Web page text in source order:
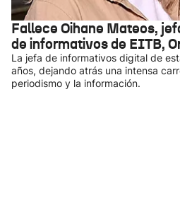
Fallece Oihane Mateos,
de informativos de EITB,
La jefa de informativos digital de
años, dejando atrás una intensa
periodismo y la información.